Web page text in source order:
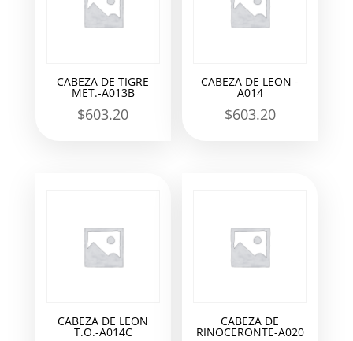
CABEZA DE TIGRE
MET.-A013B
$603.20
CABEZA DE LEON -
A014
$603.20
CABEZA DE LEON
T.O.-A014C
CABEZA DE
RINOCERONTE-A020